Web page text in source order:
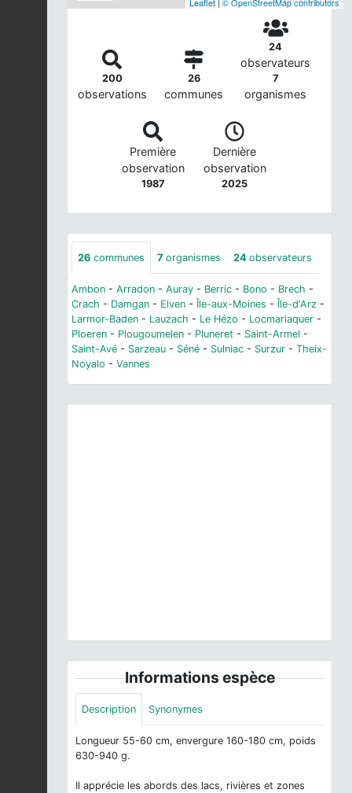
200
observations
26
communes
24
observateurs
7
organismes
Première
observation
1987
Dernière
observation
2025
26 communes 7 organismes 24 observateurs
Ambon - Arradon - Auray - Berric - Bono - Brech -
Crach - Damgan - Elven - Île-aux-Moines - Île-d'Arz -
Larmor-Baden - Lauzach - Le Hézo - Locmariaquer -
Ploeren - Plougoumelen - Pluneret - Saint-Armel -
Saint-Avé - Sarzeau - Séné - Sulniac - Surzur - Theix-
Noyalo - Vannes
Informations espèce
Description Synonymes
Longueur 55-60 cm, envergure 160-180 cm, poids
630-940 g.
Il apprécie les abords des lacs, rivières et zones